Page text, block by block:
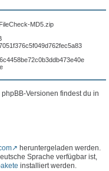
MD5.zip
Versionen findest du in
heruntergeladen werden.
Sprache verfügbar ist,
installiert werden.